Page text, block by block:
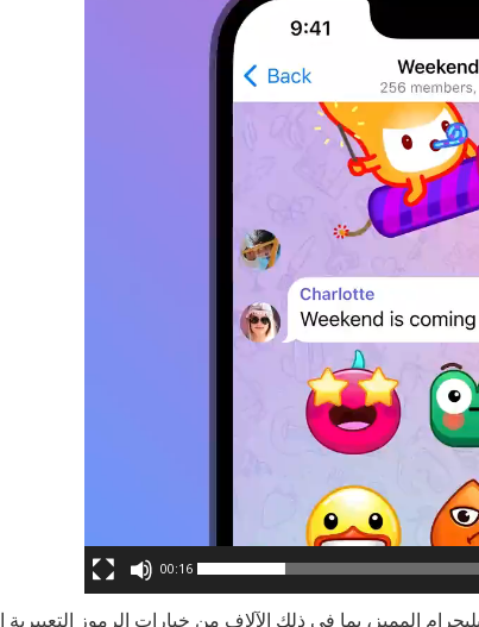
00:16
المميز، بما في ذلك الآلاف من خيارات الرموز